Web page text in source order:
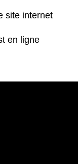
site internet
en ligne